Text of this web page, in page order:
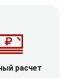
расчет